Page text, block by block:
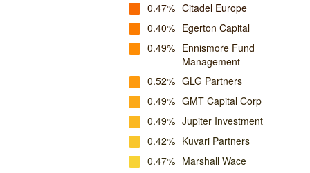
0.47% Citadel Europe
0.40% Egerton Capital
0.49% Ennismore Fund
Management
0.52% GLG Partners
0.49% GMT Capital Corp
0.49% Jupiter Investment
0.42% Kuvari Partners
0.47% Marshall Wace